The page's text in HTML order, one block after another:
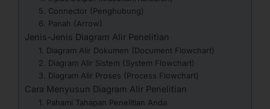
5. Connector (Penghubung)
6. Panah (Arrow)
Jenis-Jenis Diagram Alir Penelitian
1. Diagram Alir Dokumen (Document Flowchart)
2. Diagram Alir Sistem (System Flowchart)
3. Diagram Alir Proses (Process Flowchart)
Cara Menyusun Diagram Alir Penelitian
1. Pahami Tahapan Penelitian Anda